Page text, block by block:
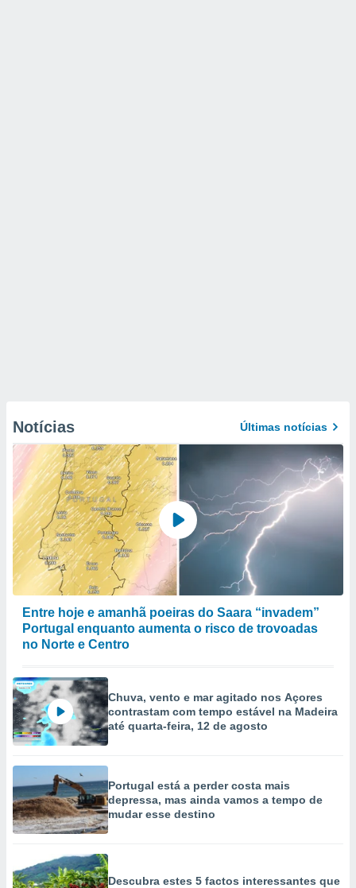
Notícias Últimas notícias
Entre hoje e amanhã poeiras do Saara “invadem”
Portugal enquanto aumenta o risco de trovoadas
no Norte e Centro
Chuva, vento e mar agitado nos Açores
contrastam com tempo estável na Madeira
até quarta-feira, 12 de agosto
Portugal está a perder costa mais
depressa, mas ainda vamos a tempo de
mudar esse destino
Descubra estes 5 factos interessantes que